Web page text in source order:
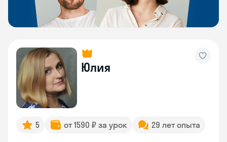
Юлия
5 от 1590 ₽ за урок 29 лет опыта